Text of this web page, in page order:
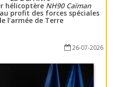
hélicoptère NH90 Caïman
profit des forces spéciales
l’armée de Terre
26-07-2026